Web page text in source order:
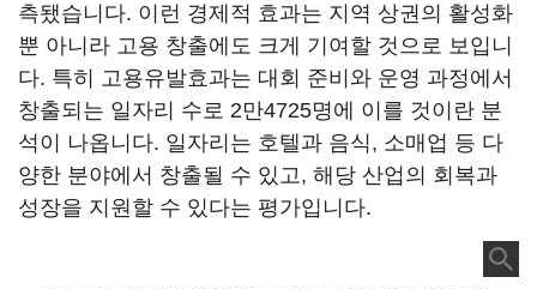
측됐습니다. 이런 경제적 효과는 지역 상권의 활성화
뿐 아니라 고용 창출에도 크게 기여할 것으로 보입니
다. 특히 고용유발효과는 대회 준비와 운영 과정에서
창출되는 일자리 수로 2만4725명에 이를 것이란 분
석이 나옵니다. 일자리는 호텔과 음식, 소매업 등 다
양한 분야에서 창출될 수 있고, 해당 산업의 회복과
성장을 지원할 수 있다는 평가입니다.